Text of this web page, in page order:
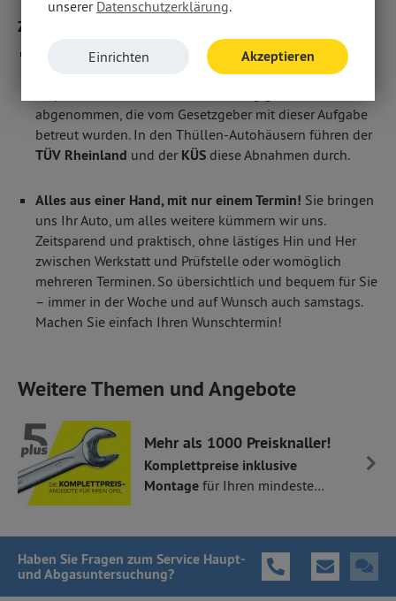
Zu uns kommt der TÜV ins Haus.
Drei Jahre nach der Erstzulassung und danach alle zwei
Jahre ist die Haupt- und Abgasuntersuchung
abgenommen, die vom Gesetzgeber mit dieser Aufgabe
betreut wurden. In den Thüllen-Autohäusern führen der
TÜV Rheinland und der KÜS diese Abnahmen durch.
Alles aus einer Hand, mit nur einem Termin! Sie bringen
uns Ihr Auto, um alles weitere kümmern wir uns.
Zeitsparend und praktisch, ohne lästiges Hin und Her
zwischen Werkstatt und Prüfstelle oder womöglich
mehreren Terminen. So übersichtlich und bequem für Sie
– immer in der Woche und auf Wunsch auch samstags.
Machen Sie einfach Ihren Wunschtermin!
Weitere Themen und Angebote
Mehr als 1000 Preisknaller!
Komplettpreise inklusive
Montage für Ihren mindestens
Haben Sie Fragen zum Service Haupt-
und Abgasuntersuchung?
unserer Datenschutzerklärung.
Einrichten Akzeptieren